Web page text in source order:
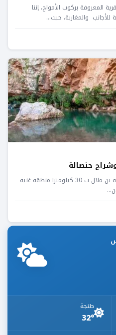
القرية المعروفة بركوب الأمواج، إننا
والمغاربة، حيث...
حنصالة
أوشراح حنصالة منطقة تبعد عن مدينة بن ملال ب 30 كيلومترا منطقة غنية
طنجة
32°